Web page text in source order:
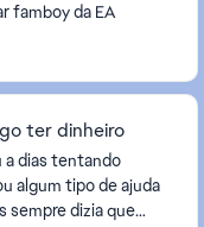
famboy da EA
ter dinheiro
a dias tentando
algum tipo de ajuda
sempre dizia que